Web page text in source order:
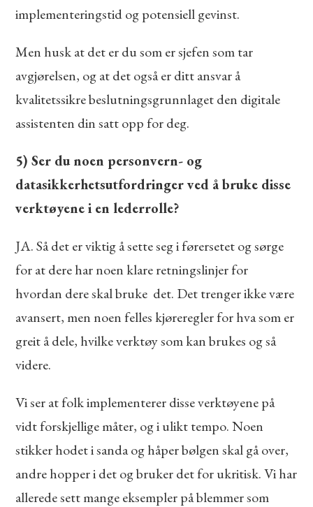
implementeringstid og potensiell gevinst.
Men husk at det er du som er sjefen som tar
avgjørelsen, og at det også er ditt ansvar å
kvalitetssikre beslutningsgrunnlaget den digitale
assistenten din satt opp for deg.
5) Ser du noen personvern- og
datasikkerhetsutfordringer ved å bruke disse
verktøyene i en lederrolle?
JA. Så det er viktig å sette seg i førersetet og sørge
for at dere har noen klare retningslinjer for
hvordan dere skal bruke det. Det trenger ikke være
avansert, men noen felles kjøreregler for hva som er
greit å dele, hvilke verktøy som kan brukes og så
videre.
Vi ser at folk implementerer disse verktøyene på
vidt forskjellige måter, og i ulikt tempo. Noen
stikker hodet i sanda og håper bølgen skal gå over,
andre hopper i det og bruker det for ukritisk. Vi har
allerede sett mange eksempler på blemmer som